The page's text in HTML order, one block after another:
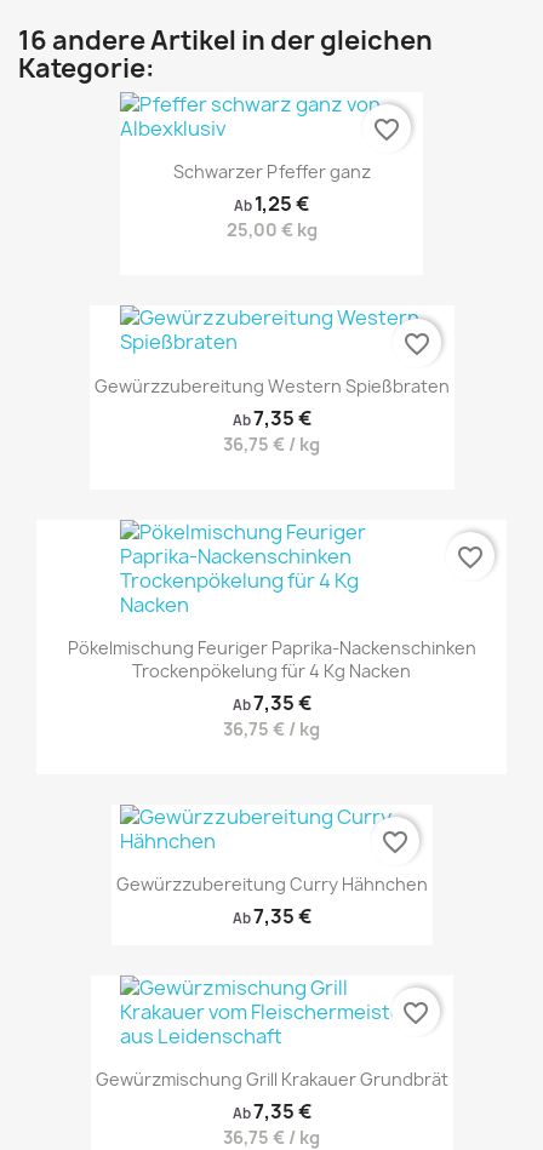
16 andere Artikel in der gleichen
Kategorie:
Schwarzer Pfeffer ganz
Ab 1,25 €
25,00 € kg
favorite_border
Gewürzzubereitung Western Spießbraten
Ab7,35 €
36,75 € / kg
favorite_border
Pökelmischung Feuriger Paprika-Nackenschinken
Trockenpökelung für 4 Kg Nacken
Ab7,35 €
36,75 € / kg
favorite_border
Gewürzzubereitung Curry Hähnchen
Ab7,35 €
favorite_border
Gewürzmischung Grill Krakauer Grundbrät
Ab7,35 €
36,75 € / kg
favorite_border